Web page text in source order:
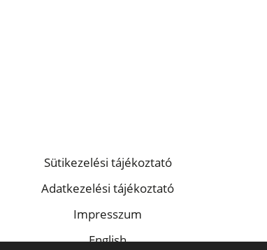
Sütikezelési tájékoztató
Adatkezelési tájékoztató
Impresszum
English